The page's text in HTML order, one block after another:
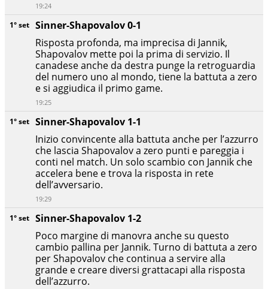
1° set Sinner-Shapovalov 1-2
Poco margine di manovra anche su questo
cambio pallina per Jannik. Turno di battuta a zero
per Shapovalov che continua a servire alla
grande e creare diversi grattacapi alla risposta
dell’azzurro.
1° set Sinner-Shapovalov 1-1
Inizio convincente alla battuta anche per l’azzurro
che lascia Shapovalov a zero punti e pareggia i
conti nel match. Un solo scambio con Jannik che
accelera bene e trova la risposta in rete
dell’avversario.
19:29
1° set Sinner-Shapovalov 0-1
Risposta profonda, ma imprecisa di Jannik,
Shapovalov mette poi la prima di servizio. Il
canadese anche da destra punge la retroguardia
del numero uno al mondo, tiene la battuta a zero
e si aggiudica il primo game.
19:25
19:24